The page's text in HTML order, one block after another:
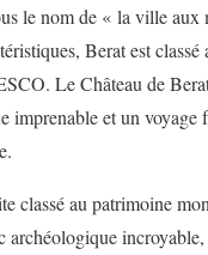
le nom de « la ville aux
Berat est
Le Château de
imprenable et un voyage
classé au patrimoine
archéologique incroyable,